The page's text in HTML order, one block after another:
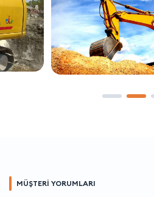
MÜŞTERİ YORUMLARI